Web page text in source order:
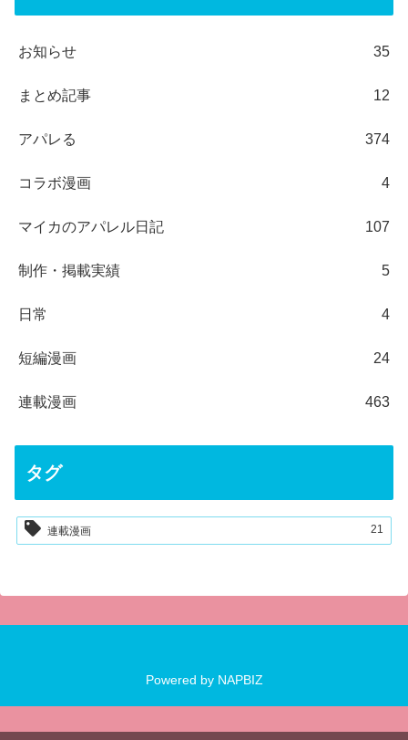
お知らせ 35
まとめ記事 12
アパレる 374
コラボ漫画 4
マイカのアパレル日記 107
制作・掲載実績 5
日常 4
短編漫画 24
連載漫画 463
タグ
連載漫画 21
Powered by NAPBIZ